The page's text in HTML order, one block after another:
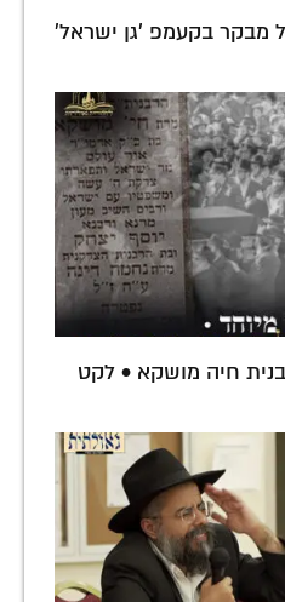
מבקר בקעמפ 'גן ישראל'
חיה מושקא • לקט